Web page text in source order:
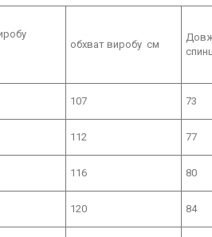
обхват виробу см
107 73
112 77
116 80
120 84